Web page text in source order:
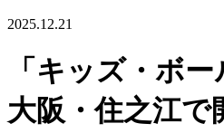
2025.12.21
「キッズ・ボ
大阪・住之江で